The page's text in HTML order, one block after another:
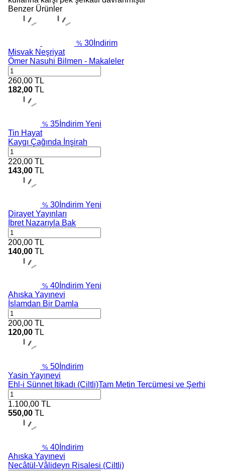
Benzer Ürünler
% 30 İndirim
Misvak Neşriyat
Ömer Nasuhi Bilmen - Makaleler
260,00 TL
182,00 TL
% 35 İndirim Yeni
Tin Hayat
Kaygı Çağında İnşirah
220,00 TL
143,00 TL
% 30 İndirim Yeni
Dirayet Yayınları
İbret Nazarıyla Bak
200,00 TL
140,00 TL
% 40 İndirim Yeni
Ahıska Yayınevi
İslamdan Bir Damla
200,00 TL
120,00 TL
% 50 İndirim
Yasin Yayınevi
Ehl-i Sünnet İtikadı (Ciltli)Tam Metin Tercümesi ve Şerhi
1.100,00 TL
550,00 TL
% 40 İndirim
Ahıska Yayınevi
Necâtül-Vâlideyn Risalesi (Ciltli)